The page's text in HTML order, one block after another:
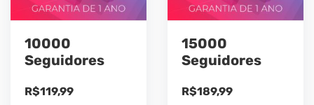
10000
Seguidores
R$119,99
15000
Seguidores
R$189,99